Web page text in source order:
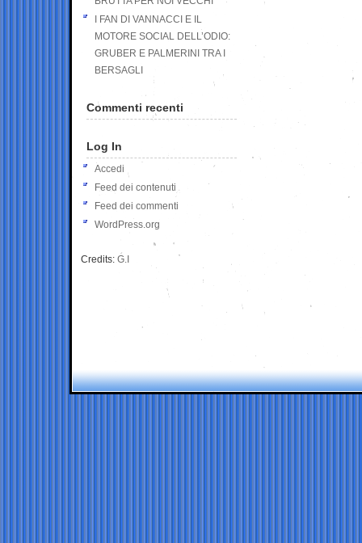
I FAN DI VANNACCI E IL
MOTORE SOCIAL DELL’ODIO:
GRUBER E PALMERINI TRA I
BERSAGLI
Commenti recenti
Log In
Accedi
Feed dei contenuti
Feed dei commenti
WordPress.org
Credits: G.I